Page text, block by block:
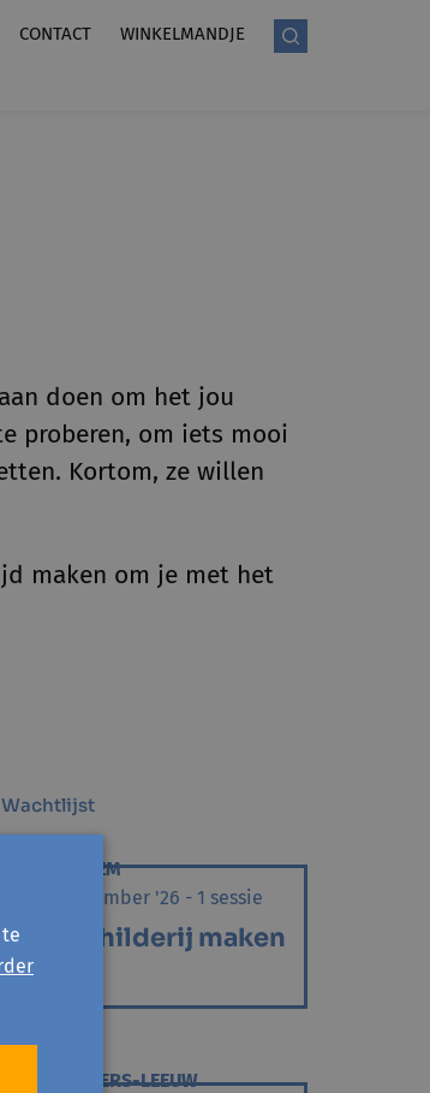
CONTACT WINKELMANDJE
doen om het jou
proberen, om iets mooi
Kortom, ze willen
maken om je met het
Wachtlijst
PAJOTTEGEM
zo 29 november '26 - 1 sessie
Mosschilderij maken
KUNST
SINT-PIETERS-LEEUW